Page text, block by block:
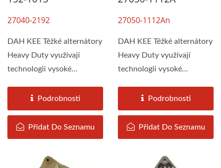
27040-2192
DAH KEE Těžké alternátory
Heavy Duty využívají
technologii vysoké
Podrobnosti
Přidat Do Seznamu
27050-1112An
DAH KEE Těžké alternátory
Heavy Duty využívají
technologii vysoké
Podrobnosti
Přidat Do Seznamu